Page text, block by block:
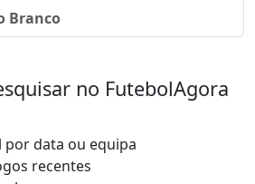
Branco
no FutebolAgora
por data ou equipa
recentes